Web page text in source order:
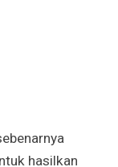
hasilkan